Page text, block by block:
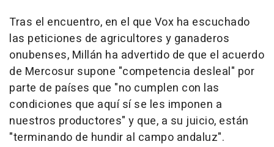
Tras el encuentro, en el que Vox ha escuchado
las peticiones de agricultores y ganaderos
onubenses, Millán ha advertido de que el acuerdo
de Mercosur supone "competencia desleal" por
parte de países que "no cumplen con las
condiciones que aquí sí se les imponen a
nuestros productores" y que, a su juicio, están
"terminando de hundir al campo andaluz".